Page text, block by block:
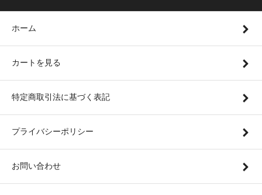
ホーム
カートを見る
特定商取引法に基づく表記
プライバシーポリシー
お問い合わせ